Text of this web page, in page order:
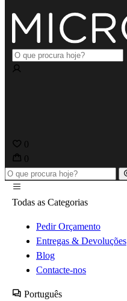
0
0
Todas as Categorias
Pedir Orçamento
Entregas & Devoluções
Blog
Contacte-nos
Português